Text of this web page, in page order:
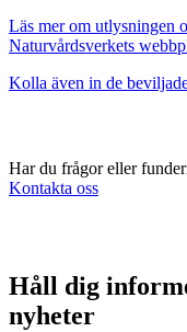
Läs mer om utlysningen
Naturvårdsverkets
Kolla även in de
Har du frågor eller
Kontakta oss
Håll dig
nyheter